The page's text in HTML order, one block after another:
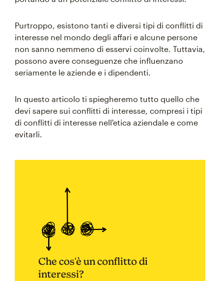
Purtroppo, esistono tanti e diversi tipi di conflitti di
interesse nel mondo degli affari e alcune persone
non sanno nemmeno di esservi coinvolte. Tuttavia,
possono avere conseguenze che influenzano
seriamente le aziende e i dipendenti.
In questo articolo ti spiegheremo tutto quello che
devi sapere sui conflitti di interesse, compresi i tipi
di conflitti di interesse nell'etica aziendale e come
evitarli.
Che cos'è un conflitto di
interessi?